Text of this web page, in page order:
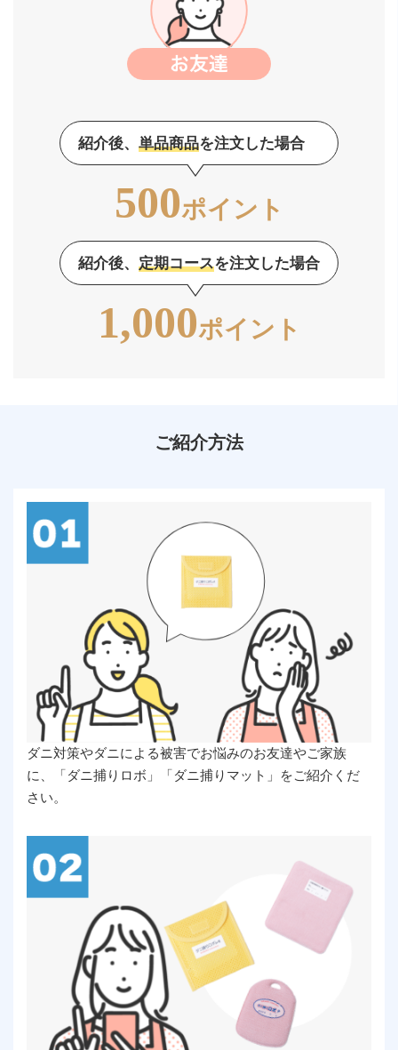
紹介後、 単品商品を注文した場合
500ポイント
紹介後、 定期コースを注文した場合
1,000ポイント
ご紹介方法
ダニ対策やダニによる被害でお悩みのお友達やご家族
に、「ダニ捕りロボ」「ダニ捕りマット」をご紹介くだ
さい。